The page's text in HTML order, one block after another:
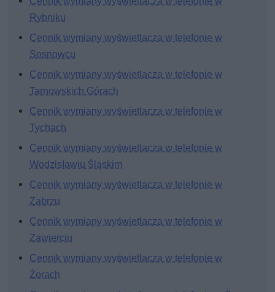
Rybniku
Cennik wymiany wyświetlacza w telefonie w
Sosnowcu
Cennik wymiany wyświetlacza w telefonie w
Tarnowskich Górach
Cennik wymiany wyświetlacza w telefonie w
Tychach
Cennik wymiany wyświetlacza w telefonie w
Wodzisławiu Śląskim
Cennik wymiany wyświetlacza w telefonie w
Zabrzu
Cennik wymiany wyświetlacza w telefonie w
Zawierciu
Cennik wymiany wyświetlacza w telefonie w
Żorach